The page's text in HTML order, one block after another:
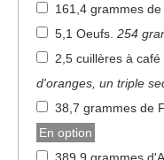
161,4 grammes
5,1 Oeufs 254
2,5 cuillères à
d'oranges, un triple
38,7 grammes de
En option
389,9 grammes